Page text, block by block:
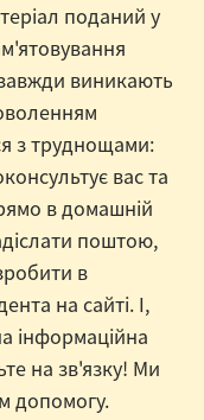
поданий у
виникають
з труднощами:
вас та
в домашній
поштою,
в
на сайті. І,
інформаційна
на зв'язку! Ми
допомогу.